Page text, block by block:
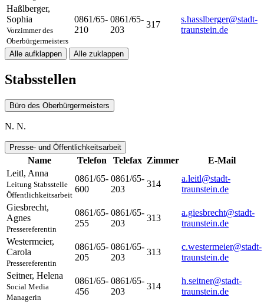
Haßlberger,
Sophia
Vorzimmer des
Oberbürgermeisters
0861/65-
210
0861/65-
203
317
s.hasslberger@stadt-
traunstein.de
Alle aufklappen Alle zuklappen
Stabsstellen
Büro des Oberbürgermeisters
N. N.
Presse- und Öffentlichkeitsarbeit
Name Telefon Telefax Zimmer
E-Mail
Leitl, Anna
Leitung Stabsstelle
Öffentlichkeitsarbeit
0861/65-
600
0861/65-
203
314
a.leitl@stadt-
traunstein.de
Giesbrecht,
Agnes
Pressereferentin
0861/65-
255
0861/65-
203
313
a.giesbrecht@stadt-
traunstein.de
Westermeier,
Carola
Pressereferentin
0861/65-
205
0861/65-
203
313
c.westermeier@stadt-
traunstein.de
Seitner, Helena
Social Media
Managerin
0861/65-
456
0861/65-
203
314
h.seitner@stadt-
traunstein.de